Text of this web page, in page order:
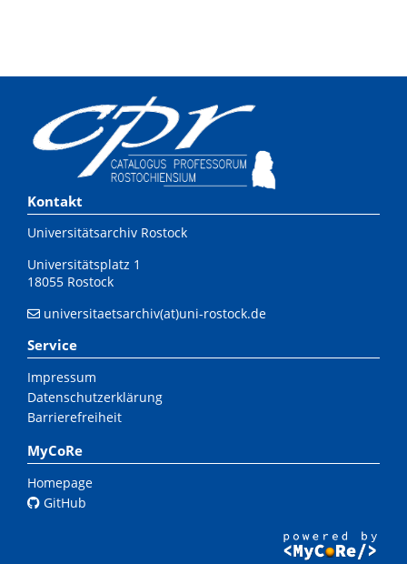
Kontakt
Universitätsarchiv Rostock
Universitätsplatz 1
18055 Rostock
universitaetsarchiv(at)uni-rostock.de
Service
Impressum
Datenschutzerklärung
Barrierefreiheit
MyCoRe
Homepage
GitHub